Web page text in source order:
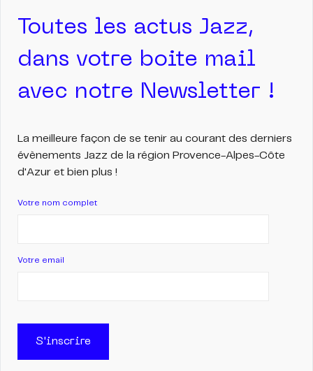
Toutes les actus Jazz,
dans votre boite mail
avec notre Newsletter !
La meilleure façon de se tenir au courant des derniers
évènements Jazz de la région Provence-Alpes-Côte
d'Azur et bien plus !
Votre nom complet
Votre email
S'inscrire